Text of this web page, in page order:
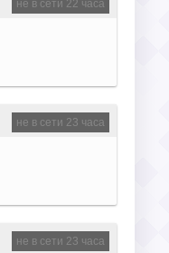
не в сети 22 часа
не в сети 23 часа
не в сети 23 часа